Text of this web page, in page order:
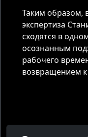
Таким образом,
экспертиза
сходятся в
осознанным
рабочего
возвращением